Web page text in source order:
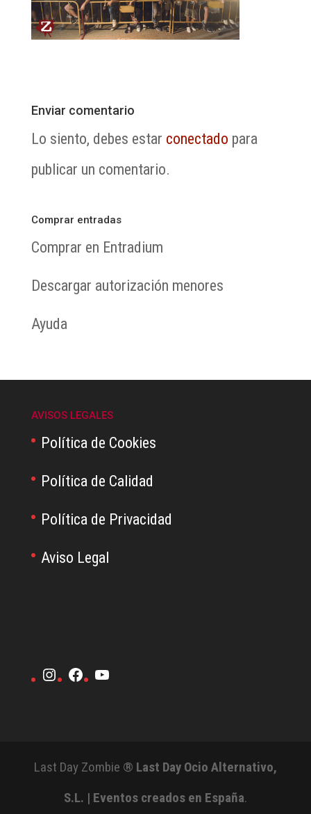
Enviar comentario
Lo siento, debes estar conectado para
publicar un comentario.
Comprar entradas
Comprar en Entradium
Descargar autorización menores
Ayuda
AVISOS LEGALES
Política de Cookies
Política de Calidad
Política de Privacidad
Aviso Legal
Instagram
Facebook
YouTube
Last Day Zombie ® Last Day Ocio Alternativo,
S.L. | Eventos creados en España.